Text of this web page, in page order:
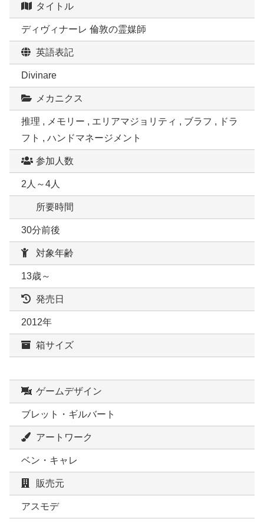
タイトル
ディヴィナーレ 倫敦の霊媒師
英語表記
Divinare
メカニクス
推理 , メモリー , エリアマジョリティ , ブラフ , ドラ
フト , ハンドマネージメント
参加人数
2人～4人
所要時間
30分前後
対象年齢
13歳～
発売日
2012年
箱サイズ
ゲームデザイン
ブレット・ギルバート
アートワーク
ベン・キャレ
販売元
アスモデ